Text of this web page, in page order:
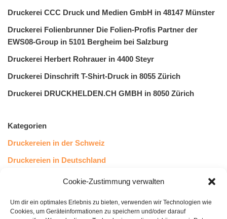
Cookie-Zustimmung verwalten
Um dir ein optimales Erlebnis zu bieten, verwenden wir Technologien wie
Cookies, um Geräteinformationen zu speichern und/oder darauf
Druckerei CCC Druck und Medien GmbH in 48147 Münster
Druckerei Folienbrunner Die Folien-Profis Partner der
EWS08-Group in 5101 Bergheim bei Salzburg
Druckerei Herbert Rohrauer in 4400 Steyr
Druckerei Dinschrift T-Shirt-Druck in 8055 Zürich
Druckerei DRUCKHELDEN.CH GMBH in 8050 Zürich
Kategorien
Druckereien in der Schweiz
Druckereien in Deutschland
Druckereien in Österreich
Kundenstimmen